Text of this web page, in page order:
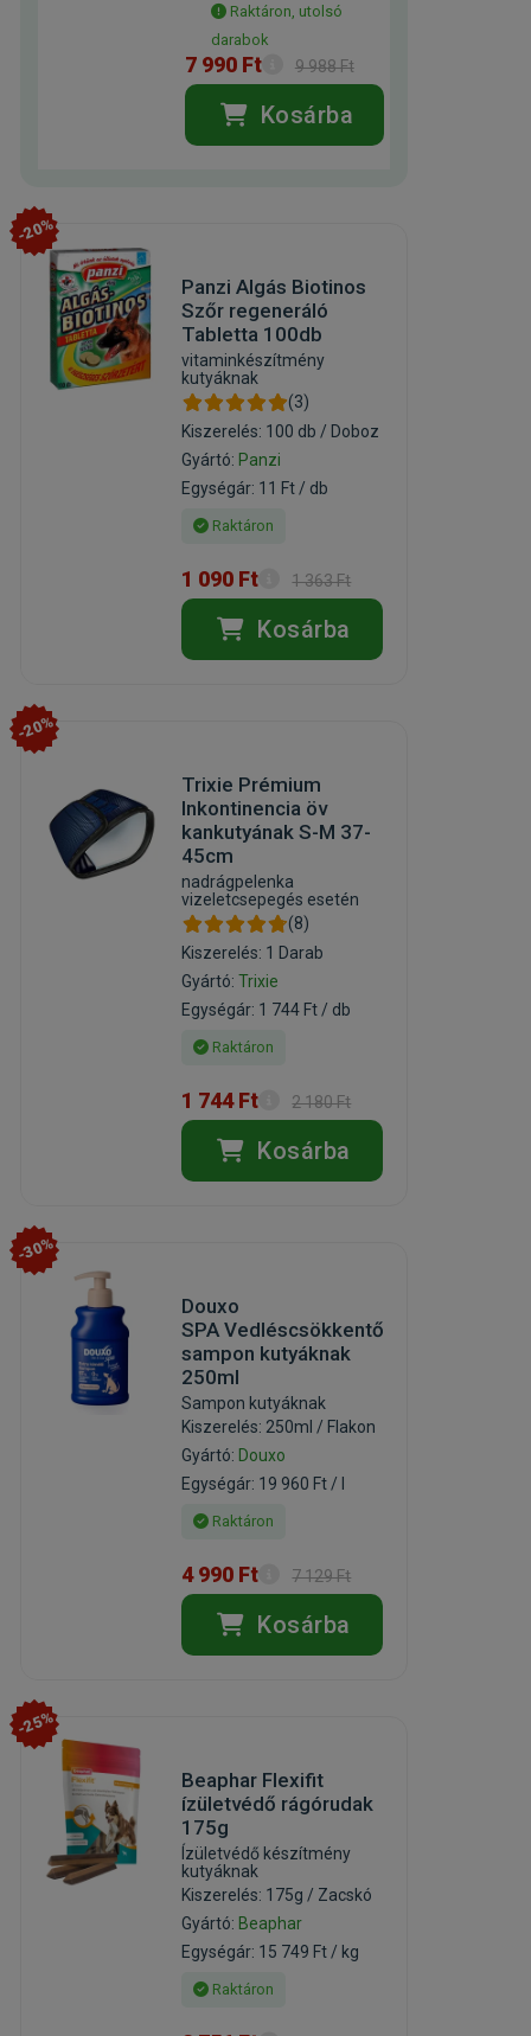
Raktáron, utolsó
darabok
7 990 Ft 9 988 Ft
Kosárba
-20%
Panzi Algás Biotinos
Szőr regeneráló
Tabletta 100db
vitaminkészítmény
kutyáknak
(3)
Kiszerelés: 100 db / Doboz
Gyártó: Panzi
Egységár: 11 Ft / db
Raktáron
1 090 Ft 1 363 Ft
Kosárba
-20%
Trixie Prémium
Inkontinencia öv
kankutyának S-M 37-
45cm
nadrágpelenka
vizeletcsepegés esetén
(8)
Kiszerelés: 1 Darab
Gyártó:Trixie
Egységár: 1 744 Ft / db
Raktáron
1 744 Ft 2 180 Ft
Kosárba
-30%
Douxo
SPA Vedléscsökkentő
sampon kutyáknak
250ml
Sampon kutyáknak
Kiszerelés: 250ml / Flakon
Gyártó: Douxo
Egységár: 19 960 Ft / l
Raktáron
4 990 Ft 7 129 Ft
Kosárba
-25%
Beaphar Flexifit
ízületvédő rágórudak
175g
Ízületvédő készítmény
kutyáknak
Kiszerelés: 175g / Zacskó
Gyártó: Beaphar
Egységár: 15 749 Ft / kg
Raktáron